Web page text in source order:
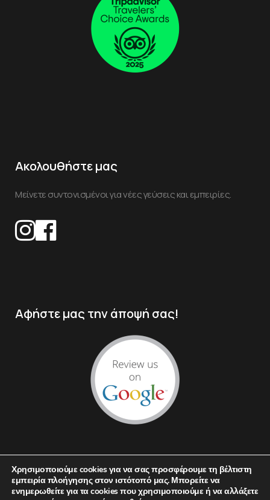
Ακολουθήστε μας
Μείνετε συντονισμένοι για νέες γεύσεις και εμπειρίες.
Αφήστε μας την άποψή σας!
Χρησιμοποιούμε cookies για να σας προσφέρουμε τη βέλτιστη
εμπειρία πλοήγησης στον ιστότοπό μας. Μπορείτε να
ενημερωθείτε για τα cookies που χρησιμοποιούμε ή να αλλάξετε